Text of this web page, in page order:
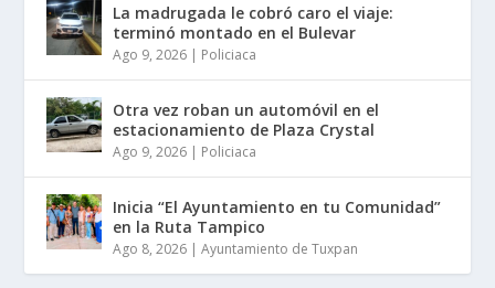
La madrugada le cobró caro el viaje:
terminó montado en el Bulevar
Ago 9, 2026 | Policiaca
Otra vez roban un automóvil en el
estacionamiento de Plaza Crystal
Ago 9, 2026 | Policiaca
Inicia “El Ayuntamiento en tu Comunidad”
en la Ruta Tampico
Ago 8, 2026 |Ayuntamiento de Tuxpan